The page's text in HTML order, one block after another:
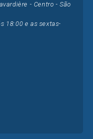
- Centro - São
18:00 e as sextas-